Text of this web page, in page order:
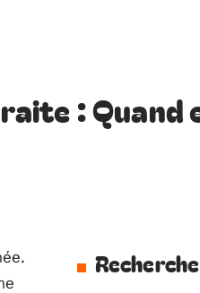
: Quand
Recherche